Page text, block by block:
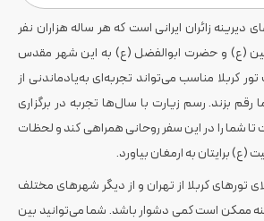
دیرینه زائران ایرانی است که هر ساله هزاران نفر
(ع) و حضرت ابوالفضل (ع) به این شهر مقدس
کربلا مناسب می‌تواند تجربه‌ای به‌یادماندنی از
بزند. رسم زیارت با سال‌ها تجربه در برگزاری
تا شما را در این سفر روحانی همراهی کند و لحظات
(ع) برایتان به ارمغان بیاورد.
تورهای کربلا از تهران و از دیگر شهرهای مختلف
ممکن است کمی دشوار باشد. شما می‌توانید بین